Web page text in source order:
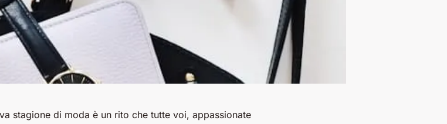
stagione di moda è un rito che tutte voi, appassionate